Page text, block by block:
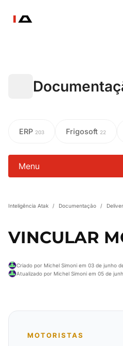
ERP 203 Frigosoft 22
Menu
Inteligência Atak / Documentação /
VINCULAR
Criado por Michel Simoni em 03 de junho
Atualizado por Michel Simoni em 05 de
MOTORISTAS